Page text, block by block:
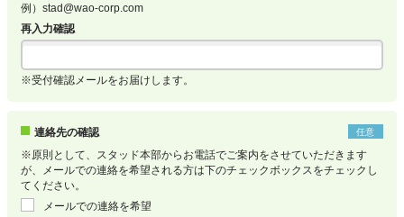
例）stad@wao-corp.com
再入力確認
※受付確認メールをお届けします。
連絡先の確認 任意
※原則として、スタッド本部からお電話でご案内をさせていただきます
が、メールでの連絡を希望される方は下のチェックボックスをチェックし
てください。
メールでの連絡を希望